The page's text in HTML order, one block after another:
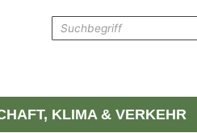
KLIMA & VERKEHR